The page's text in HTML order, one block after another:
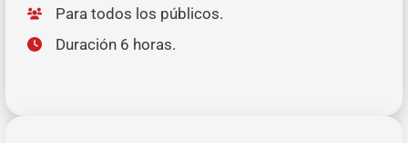
Para todos los públicos.
Duración 6 horas.